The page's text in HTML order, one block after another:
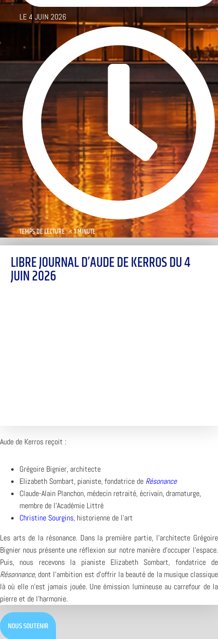
LE4 JUIN 2026
TEMPS DE LECTURE : < 1 MINUTE
LIBRE JOURNAL D’AUDE DE KERROS DU 4
JUIN 2026
Aude de Kerros reçoit :
Grégoire Bignier, architecte
Elizabeth Sombart, pianiste, fondatrice de Résonance
Claude-Alain Planchon, médecin retraité, écrivain, dramaturge,
membre de l’Académie Littré
Christine Sourgins, historienne de l’art
Les arts de la résonance. Dans la première partie, l’architecte Grégoire
Bignier nous présente une réflexion sur notre manière d’occuper l’espace.
Puis, nous recevons la pianiste Elizabeth Sombart, fondatrice de
Résonnance, dont l’ambition est d’offrir la beauté de la musique classique
là où elle n’est jamais jouée. Une émission lumineuse au carrefour de la
pierre et de l’harmonie.
NOUS SOUTENIR